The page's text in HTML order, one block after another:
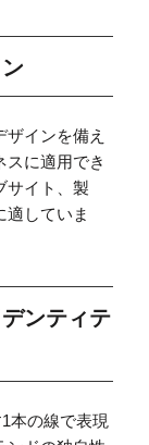
インを備え
スに適用でき
サイト、製
適していま
ンティテ
本の線で表現